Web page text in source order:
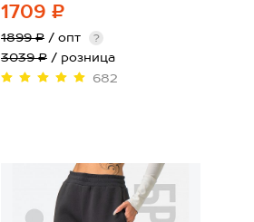
1709 ₽
1899 ₽ / опт ?
3039 ₽ / розница
682